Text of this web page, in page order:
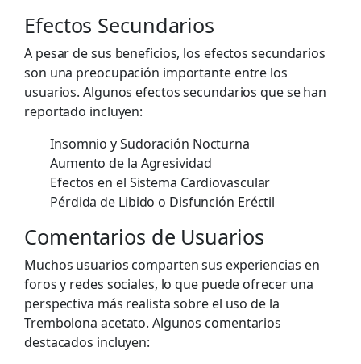
Efectos Secundarios
A pesar de sus beneficios, los efectos secundarios
son una preocupación importante entre los
usuarios. Algunos efectos secundarios que se han
reportado incluyen:
Insomnio y Sudoración Nocturna
Aumento de la Agresividad
Efectos en el Sistema Cardiovascular
Pérdida de Libido o Disfunción Eréctil
Comentarios de Usuarios
Muchos usuarios comparten sus experiencias en
foros y redes sociales, lo que puede ofrecer una
perspectiva más realista sobre el uso de la
Trembolona acetato. Algunos comentarios
destacados incluyen: